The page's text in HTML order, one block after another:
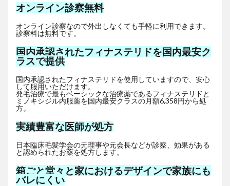
オンライン診察無料
オンライン診察なので外出しなくても手軽に利用できます。
診察料は無料です。
国内承認されたフィナステリドを国内最安ク
ラスで提供
国内承認されたフィナステリドを使用していますので、安心
して服用いただけます。
発毛治療で最もベーシックな治療薬であるフィナステリドと
ミノキシジル内服薬を国内最安クラスの月額6,358円から処
方。
実績豊富な医師が処方
日本臨床毛髪学会の元理事や元会長などが診察、効果がある
と認められたお薬を処方します。
箱ごと堂々と家におけるデザインで家族にも
バレにくい